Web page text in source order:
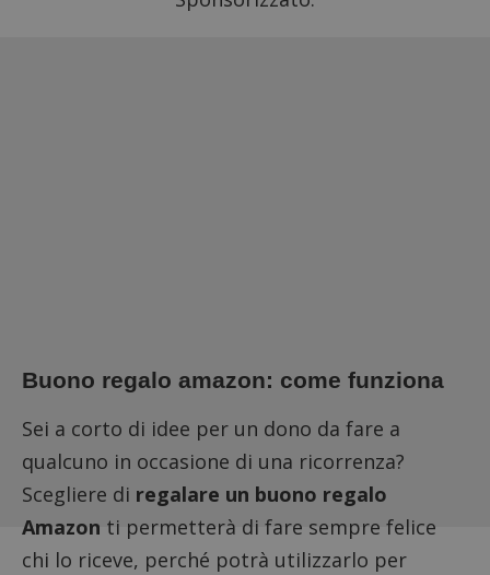
Buono regalo amazon: come funziona
Sei a corto di idee per un dono da fare a
qualcuno in occasione di una ricorrenza?
Scegliere di regalare un buono regalo
Amazon ti permetterà di fare sempre felice
chi lo riceve, perché potrà utilizzarlo per